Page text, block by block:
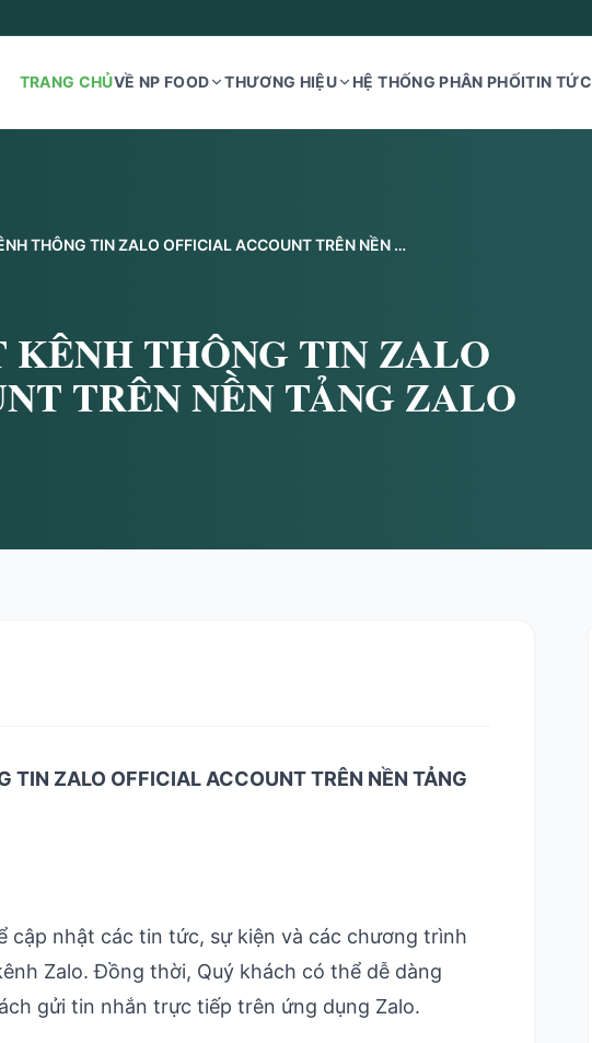
TRANG CHỦVỀ NP FOOD THƯƠNG HIỆU HỆ THỐNG PHÂN PHỐITIN TỨC
NP FOOD RA MẮT KÊNH THÔNG TIN ZALO OFFICIAL ACCOUNT TRÊN NỀN TẢNG ZALO
KÊNH THÔNG TIN ZALO
TRÊN NỀN TẢNG ZALO
TIN ZALO OFFICIAL ACCOUNT TRÊN NỀN TẢNG
cập nhật các tin tức, sự kiện và các chương trình
Zalo. Đồng thời, Quý khách có thể dễ dàng
gửi tin nhắn trực tiếp trên ứng dụng Zalo.